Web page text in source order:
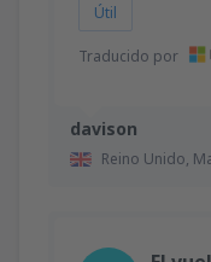
davison
Reino Unido,
Útil
Traducido por